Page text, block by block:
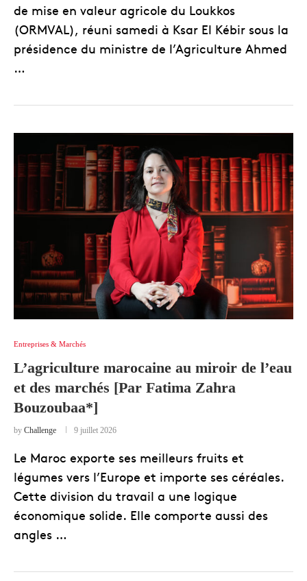
de mise en valeur agricole du Loukkos
(ORMVAL), réuni samedi à Ksar El Kébir sous la
présidence du ministre de l’Agriculture Ahmed
…
Entreprises & Marchés
L’agriculture marocaine au miroir de l’eau
et des marchés [Par Fatima Zahra
Bouzoubaa*]
by Challenge 9 juillet 2026
Le Maroc exporte ses meilleurs fruits et
légumes vers l’Europe et importe ses céréales.
Cette division du travail a une logique
économique solide. Elle comporte aussi des
angles …